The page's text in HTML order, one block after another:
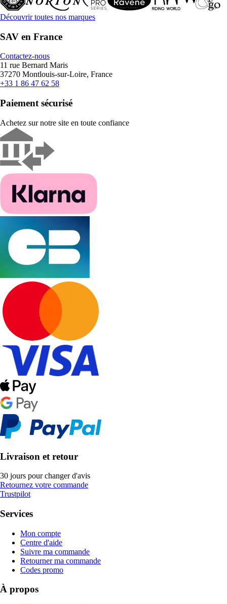
Découvrir toutes nos marques
SAV en France
Contactez-nous
11 rue Bernard Maris
37270 Montlouis-sur-Loire, France
+33 1 86 47 62 58
Paiement sécurisé
Achetez sur notre site en toute confiance
Livraison et retour
30 jours pour changer d'avis
Retournez votre commande
Trustpilot
Services
Mon compte
Centre d'aide
Suivre ma commande
Retourner ma commande
Codes promo
À propos